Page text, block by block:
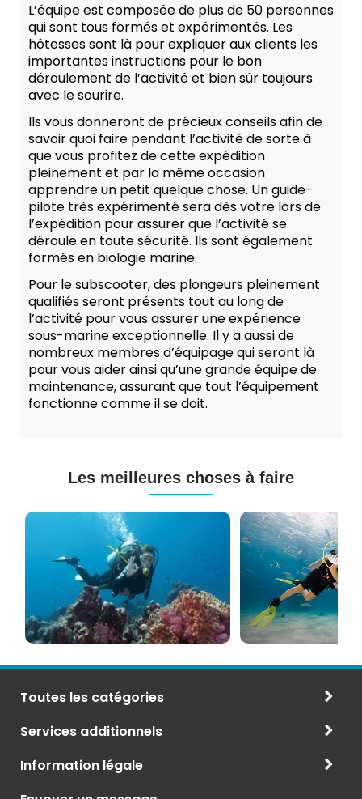
L’équipe est composée de plus de 50 personnes
qui sont tous formés et expérimentés. Les
hôtesses sont là pour expliquer aux clients les
importantes instructions pour le bon
déroulement de l’activité et bien sûr toujours
avec le sourire.
Ils vous donneront de précieux conseils afin de
savoir quoi faire pendant l’activité de sorte à
que vous profitez de cette expédition
pleinement et par la même occasion
apprendre un petit quelque chose. Un guide-
pilote très expérimenté sera dès votre lors de
l’expédition pour assurer que l’activité se
déroule en toute sécurité. Ils sont également
formés en biologie marine.
Pour le subscooter, des plongeurs pleinement
qualifiés seront présents tout au long de
l’activité pour vous assurer une expérience
sous-marine exceptionnelle. Il y a aussi de
nombreux membres d’équipage qui seront là
pour vous aider ainsi qu’une grande équipe de
maintenance, assurant que tout l’équipement
fonctionne comme il se doit.
Les meilleures choses à faire
de
Sous-
marine
à
Maurice
Toutes les catégories
Services additionnels
Information légale